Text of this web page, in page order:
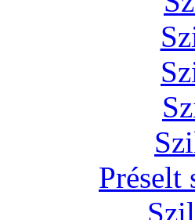
Préselt